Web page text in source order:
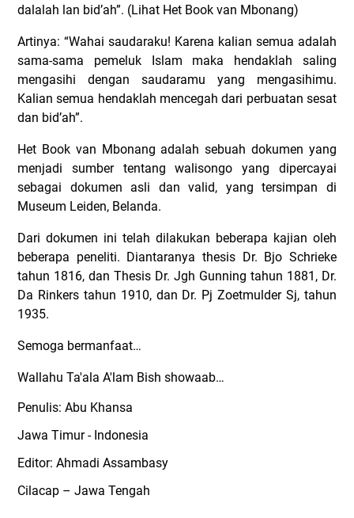
dalalah lan bid’ah”. (Lihat Het Book van Mbonang)
Artinya: “Wahai saudaraku! Karena kalian semua adalah
sama-sama pemeluk Islam maka hendaklah saling
mengasihi dengan saudaramu yang mengasihimu.
Kalian semua hendaklah mencegah dari perbuatan sesat
dan bid’ah”.
Het Book van Mbonang adalah sebuah dokumen yang
menjadi sumber tentang walisongo yang dipercayai
sebagai dokumen asli dan valid, yang tersimpan di
Museum Leiden, Belanda.
Dari dokumen ini telah dilakukan beberapa kajian oleh
beberapa peneliti. Diantaranya thesis Dr. Bjo Schrieke
tahun 1816, dan Thesis Dr. Jgh Gunning tahun 1881, Dr.
Da Rinkers tahun 1910, dan Dr. Pj Zoetmulder Sj, tahun
1935.
Semoga bermanfaat…
Wallahu Ta'ala A'lam Bish showaab…
Penulis: Abu Khansa
Jawa Timur - Indonesia
Editor: Ahmadi Assambasy
Cilacap – Jawa Tengah